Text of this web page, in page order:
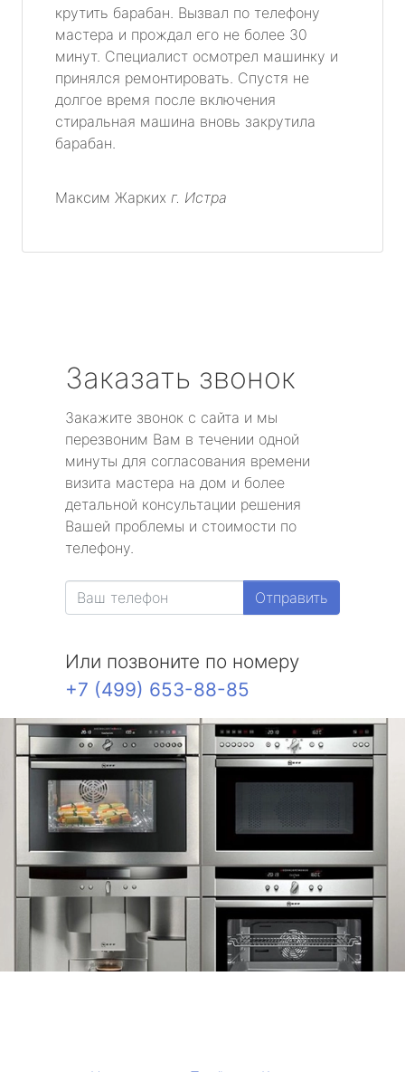
крутить барабан. Вызвал по телефону
мастера и прождал его не более 30
минут. Специалист осмотрел машинку и
принялся ремонтировать. Спустя не
долгое время после включения
стиральная машина вновь закрутила
барабан.
Максим Жарких г. Истра
Заказать звонок
Закажите звонок с сайта и мы
перезвоним Вам в течении одной
минуты для согласования времени
визита мастера на дом и более
детальной консультации решения
Вашей проблемы и стоимости по
телефону.
Отправить
Или позвоните по номеру
+7 (499) 653-88-85